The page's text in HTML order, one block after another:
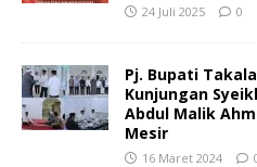
24 Juli 2025 0
Pj. Bupati
Kunjungan
Abdul Malik
Mesir
16 Maret 2024